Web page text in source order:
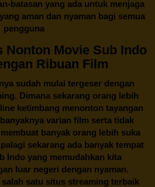
batasan yang ada untuk menjaga
aman dan nyaman bagi semua
pengguna
Nonton Movie Sub Indo
Ribuan Film
sudah mulai tergeser dengan
Dimana sekarang orang lebih
ketimbang menonton tayangan
varian film serta tidak
banyak orang lebih suka
sekarang ada banyak tempat
Indo yang memudahkan kita
luar negeri dengan nyaman.
salah satu situs streaming terbaik